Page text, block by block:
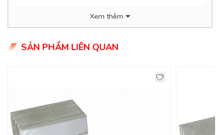
- Trang trí được trên hầu hết các chất liệu như: gỗ, nhựa,
Các bước dát vàng:
Bước 1: Vệ sinh bề mặt vật cần dát vàng
chổi dập vàng để lá vàng bám dính chặt vào keo. Dùng
chổi dặm vàng rồi xoay chổi theo chiều kim đồng hồ cho lá
vàng được bóng đẹp. Có thể dùng bông/khăn xô mềm xoa
lên bề mặt vàng vừa dát cho vàng thêm bóng.
Xem thêm
SẢN PHẨM LIÊN QUAN